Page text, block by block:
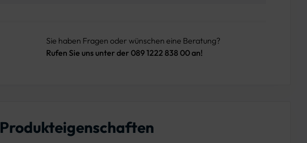
Sie haben Fragen oder wünschen eine Beratung?
Rufen Sie uns unter der 089 1222 838 00 an!
Produkteigenschaften